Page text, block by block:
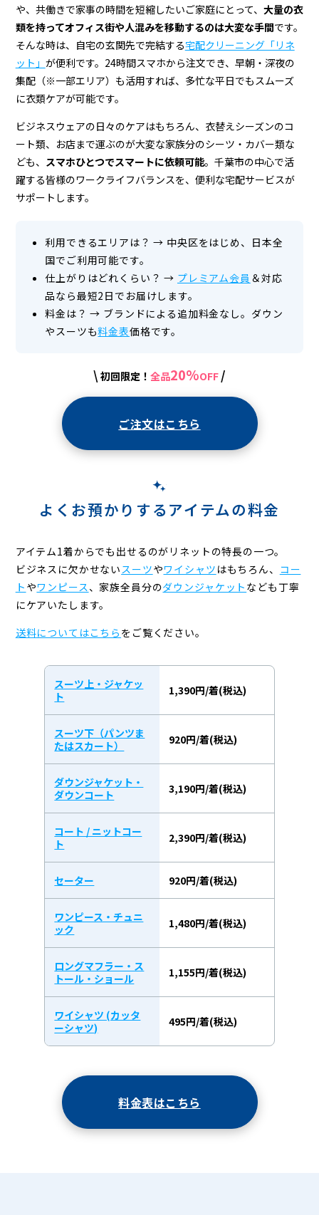
や、共働きで家事の時間を短縮したいご家庭にとって、 大量の衣
類を持ってオフィス街や人混みを移動するのは大変な手間です。
そんな時は、自宅の玄関先で完結する宅配クリーニング「リネ
ット」 が便利です。24時間スマホから注文でき、早朝・深夜の
集配（※一部エリア）も活用すれば、多忙な平日でもスムーズ
に衣類ケアが可能です。
ビジネスウェアの日々のケアはもちろん、衣替えシーズンのコ
ート類、お店まで運ぶのが大変な家族分のシーツ・カバー類な
ども、 スマホひとつでスマートに依頼可能。千葉市の中心で活
躍する皆様のワークライフバランスを、便利な宅配サービスが
サポートします。
利用できるエリアは？ → 中央区をはじめ、日本全
国でご利用可能です。
仕上がりはどれくらい？ → プレミアム会員 ＆対応
品なら最短2日でお届けします。
料金は？ → ブランドによる追加料金なし。ダウン
やスーツも料金表価格です。
\ 初回限定！ 全品20%OFF /
ご注文はこちら
よくお預かりするアイテムの料金
アイテム1着からでも出せるのがリネットの特長の一つ。
ビジネスに欠かせない スーツやワイシャツ はもちろん、 コー
ト やワンピース 、 家族全員分のダウンジャケット なども丁寧
にケアいたします。
送料についてはこちら をご覧ください。
スーツ上・ジャケッ
ト
1,390円/着(税込)
スーツ下（パンツま
たはスカート）
920円/着(税込)
ダウンジャケット・
ダウンコート
3,190円/着(税込)
コート / ニットコー
ト
2,390円/着(税込)
セーター 920円/着(税込)
ワンピース・チュニ
ック
1,480円/着(税込)
ロングマフラー・ス
トール・ショール
1,155円/着(税込)
ワイシャツ (カッタ
ーシャツ)
495円/着(税込)
料金表はこちら